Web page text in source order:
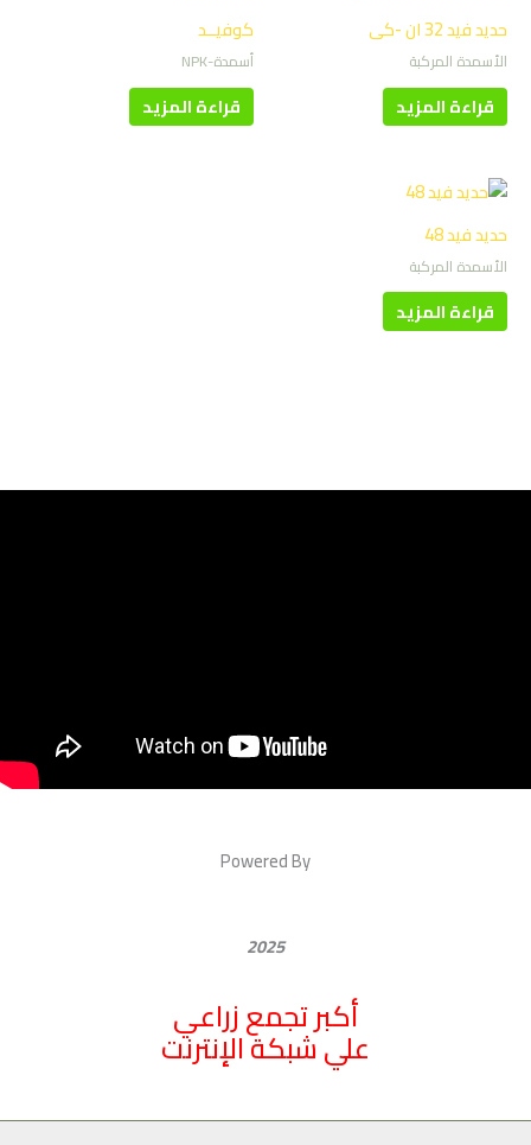
حديد فيد 32 ان -كى
الأسمدة المركبة
قراءة المزيد
كوفيــد
أسمدة-NPK
قراءة المزيد
حديد فيد 48
الأسمدة المركبة
قراءة المزيد
Powered By
2025
أكبر تجمع زراعي
علي شبكة الإنترنت